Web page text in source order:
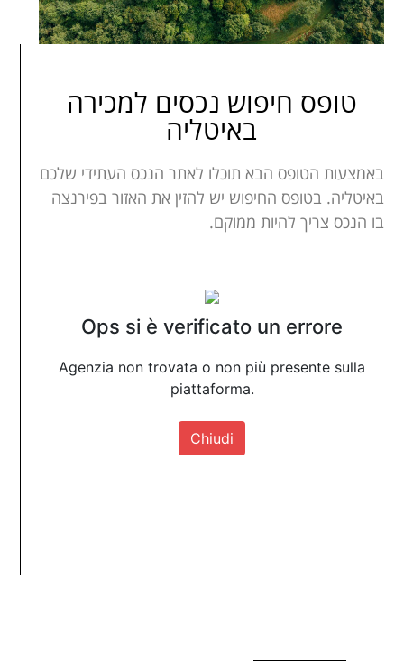
טופס חיפוש נכסים למכירה
באיטליה
באמצעות הטופס הבא תוכלו לאתר הנכס העתידי שלכם
באיטליה. בטופס החיפוש יש להזין את האזור בפירנצה
בו הנכס צריך להיות ממוקם.